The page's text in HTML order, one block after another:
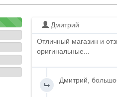
Дмитрий
Отличный магазин и
оригинальные...
Дмитрий,